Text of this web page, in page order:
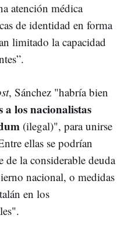
atención médica
de identidad en forma
limitado la capacidad
, Sánchez "habría bien
los nacionalistas
(ilegal)", para unirse
ellas se podrían
la considerable deuda
nacional, o medidas
en los